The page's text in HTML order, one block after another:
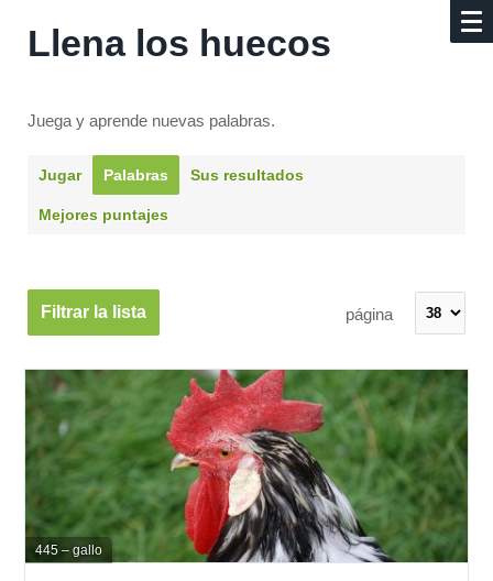
Llena los huecos
Juega y aprende nuevas palabras.
Jugar Palabras Sus resultados
Mejores puntajes
Filtrar la lista página
445 – gallo